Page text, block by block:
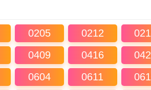
0205 0212
0409 0416
0604 0611